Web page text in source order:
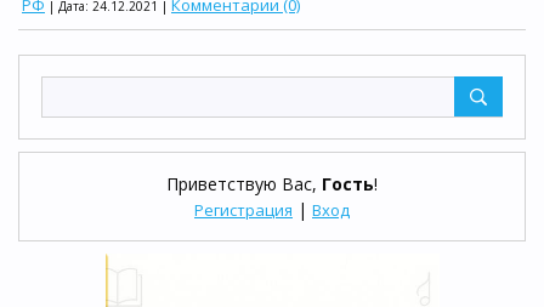
Приветствую Вас, Гость!
Регистрация | Вход
РФ | Дата: 24.12.2021 | Комментарии (0)